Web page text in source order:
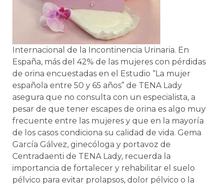
Internacional de la Incontinencia Urinaria. En
España, más del 42% de las mujeres con pérdidas
de orina encuestadas en el Estudio “La mujer
española entre 50 y 65 años” de TENA Lady
asegura que no consulta con un especialista, a
pesar de que tener escapes de orina es algo muy
frecuente entre las mujeres y que en la mayoría
de los casos condiciona su calidad de vida. Gema
García Gálvez, ginecóloga y portavoz de
Centradaenti de TENA Lady, recuerda la
importancia de fortalecer y rehabilitar el suelo
pélvico para evitar prolapsos, dolor pélvico o la